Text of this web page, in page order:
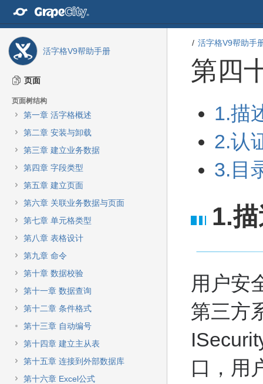
内
活字格V9帮助手册
页面
页面树结构
第一章 活字格概述
第二章 安装与卸载
第三章 建立业务数据
第四章 字段类型
第五章 建立页面
第六章 关联业务数据与页面
第七章 单元格类型
第八章 表格设计
第九章 命令
第十章 数据校验
第十一章 数据查询
第十二章 条件格式
第十三章 自动编号
第十四章 建立主从表
第十五章 连接到外部数据库
第十六章 Excel公式
活字格V9帮助手
第四
1.描
2.认
3.目
1.
用户安
第三方
口，用